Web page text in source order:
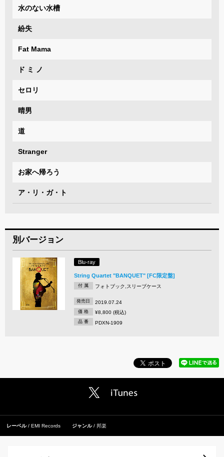
水のない水槽
紛失
Fat Mama
ド ミ ノ
セロリ
晴男
道
Stranger
お家へ帰ろう
ア・リ・ガ・ト
別バージョン
Blu-ray
String Quartet "BANQUET" [FC限定盤]
付 属 フォトブック,スリーブケース
発売日 2019.07.24
価 格 ¥8,800 (税込)
品 番 PDXN-1909
レーベル EMI Records ジャンル 邦楽